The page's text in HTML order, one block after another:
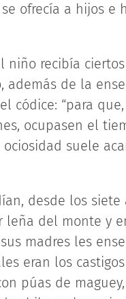
ofrecía a hijos e
niño recibía
además de la
códice: “para
ocupasen el
suele
desde los siete
leña del monte y
madres les
eran los
púas de